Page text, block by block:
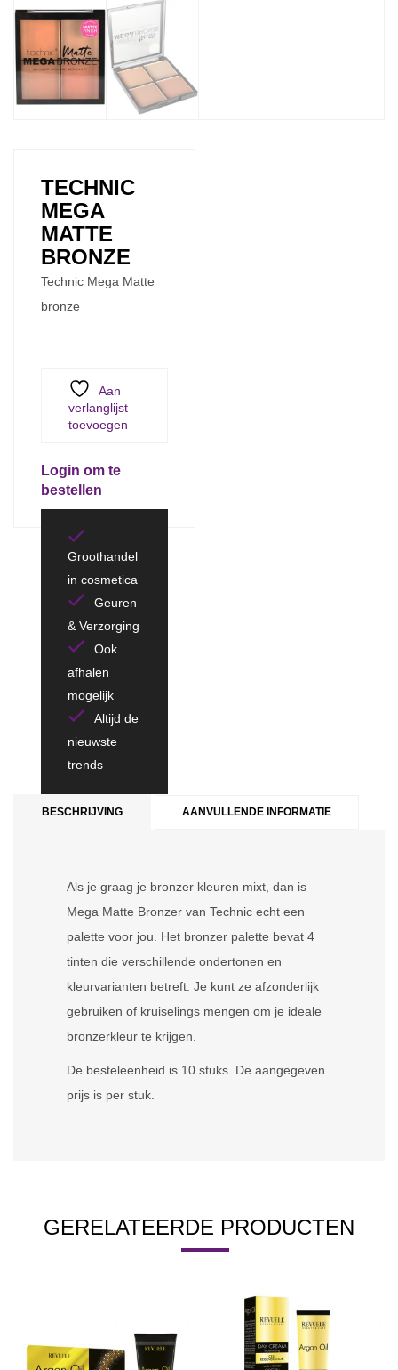
TECHNIC
MEGA
MATTE
BRONZE
Technic Mega Matte
bronze
Aan
verlanglijst
toevoegen
Login om te
bestellen
Groothandel
in cosmetica
Geuren
& Verzorging
Ook
afhalen
mogelijk
Altijd de
nieuwste
trends
BESCHRIJVING AANVULLENDE INFORMATIE
Als je graag je bronzer kleuren mixt, dan is
Mega Matte Bronzer van Technic echt een
palette voor jou. Het bronzer palette bevat 4
tinten die verschillende ondertonen en
kleurvarianten betreft. Je kunt ze afzonderlijk
gebruiken of kruiselings mengen om je ideale
bronzerkleur te krijgen.
De besteleenheid is 10 stuks. De aangegeven
prijs is per stuk.
GERELATEERDE PRODUCTEN